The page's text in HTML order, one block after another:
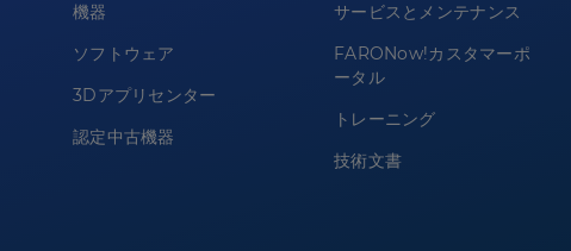
機器
ソフトウェア
3Dアプリセンター
認定中古機器
サービスとメンテナンス
FARONow!カスタマーポ
ータル
トレーニング
技術文書